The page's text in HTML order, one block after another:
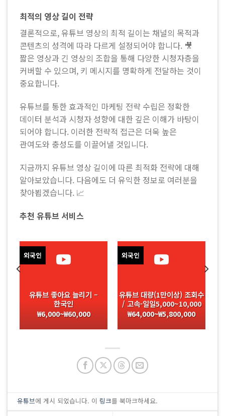
최적의 영상 길이 전략
결론적으로, 유튜브 영상의 최적 길이는 채널의 목적과
콘텐츠의 성격에 따라 다르게 설정되어야 합니다. 🎥
짧은 영상과 긴 영상의 조합을 통해 다양한 시청자층을
커버할 수 있으며, 키 메시지를 명확하게 전달하는 것이
중요합니다.
유튜브를 통한 효과적인 마케팅 전략 수립은 정확한
데이터 분석과 시청자 성향에 대한 깊은 이해가 바탕이
되어야 합니다. 이러한 전략적 접근은 더욱 높은
관여도와 충성도를 이끌어낼 것입니다.
지금까지 유튜브 영상 길이에 따른 최적화 전략에 대해
알아보았습니다. 다음에도 더 유익한 정보로 여러분을
찾아뵙겠습니다. 📈
추천 유튜브 서비스
외국인
유튜브 좋아요 늘리기 –
한국인
₩6,000~₩60,000
외국인
유튜브 대량(1만이상) 조회수
/ 고속-일일5,000~10,000
₩64,000~₩5,800,000
유튜브에 게시 되었습니다. 이 링크를 북마크하세요.